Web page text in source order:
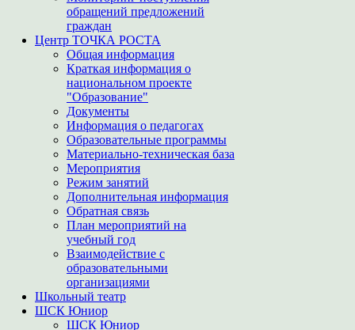
обращений предложений
граждан
Центр ТОЧКА РОСТА
Общая информация
Краткая информация о
национальном проекте
"Образование"
Документы
Информация о педагогах
Образовательные программы
Материально-техническая база
Мероприятия
Режим занятий
Дополнительная информация
Обратная связь
План мероприятий на
учебный год
Взаимодействие с
образовательными
организациями
Школьный театр
ШСК Юниор
ШСК Юниор